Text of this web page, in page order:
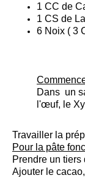
1 CC de
1 CS de
6 Noix ( 3
Dans un
l'œuf, le
Travailler la
Pour la pâte
Prendre un tiers
Ajouter le